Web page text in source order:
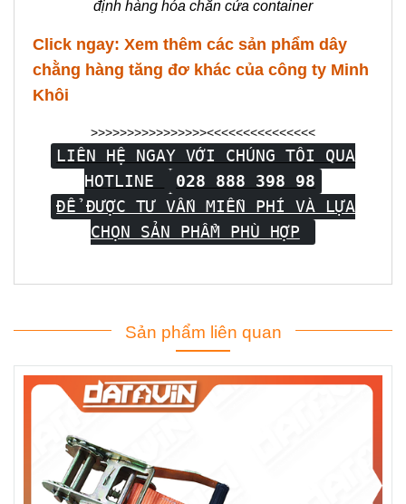
định hàng hóa chắn cửa container
Click ngay: Xem thêm các sản phẩm dây
chằng hàng tăng đơ khác của công ty Minh
Khôi
>>>>>>>>>>>>>>>><<<<<<<<<<<<<<<
LIÊN HỆ NGAY VỚI CHÚNG TÔI QUA
HOTLINE
028 888 398 98
ĐỂ ĐƯỢC TƯ VẤN MIỄN PHÍ VÀ LỰA
CHỌN SẢN PHẨM PHÙ HỢP
Sản phẩm liên quan